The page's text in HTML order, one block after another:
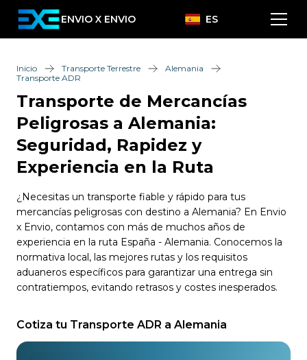
ENVIO X ENVIO ES
Inicio Transporte Terrestre
Alemania
Transporte ADR
Transporte de Mercancías
Peligrosas a Alemania:
Seguridad, Rapidez y
Experiencia en la Ruta
¿Necesitas un transporte fiable y rápido para tus
mercancías peligrosas con destino a Alemania? En Envio
x Envio, contamos con más de muchos años de
experiencia en la ruta España - Alemania. Conocemos la
normativa local, las mejores rutas y los requisitos
aduaneros específicos para garantizar una entrega sin
contratiempos, evitando retrasos y costes inesperados.
Cotiza tu Transporte ADR a Alemania